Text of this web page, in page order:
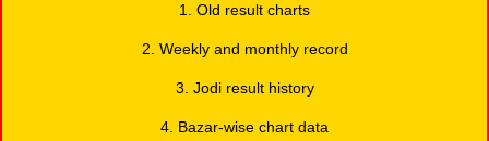
1. Old result charts
2. Weekly and monthly record
3. Jodi result history
4. Bazar-wise chart data